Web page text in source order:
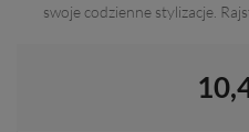
swoje codzienne stylizacje.